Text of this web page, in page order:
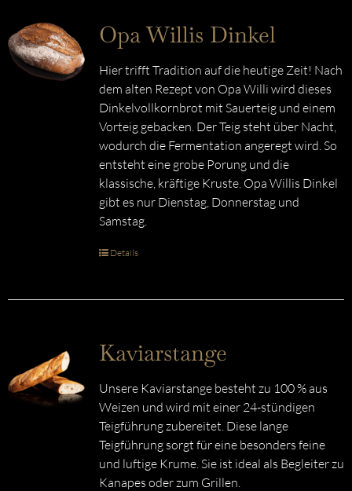
Opa Willis Dinkel
Hier trifft Tradition auf die heutige Zeit! Nach
dem alten Rezept von Opa Willi wird dieses
Dinkelvollkornbrot mit Sauerteig und einem
Vorteig gebacken. Der Teig steht über Nacht,
wodurch die Fermentation angeregt wird. So
entsteht eine grobe Porung und die
klassische, kräftige Kruste. Opa Willis Dinkel
gibt es nur Dienstag, Donnerstag und
Samstag.
Details
Kaviarstange
Unsere Kaviarstange besteht zu 100 % aus
Weizen und wird mit einer 24-stündigen
Teigführung zubereitet. Diese lange
Teigführung sorgt für eine besonders feine
und luftige Krume. Sie ist ideal als Begleiter zu
Kanapes oder zum Grillen.